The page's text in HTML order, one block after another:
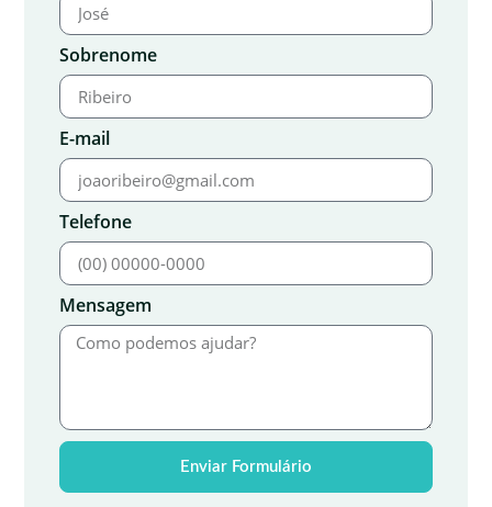
Sobrenome
E-mail
Telefone
Mensagem
Enviar Formulário